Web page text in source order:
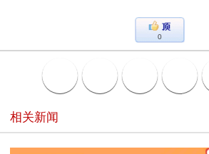
0
相关新闻